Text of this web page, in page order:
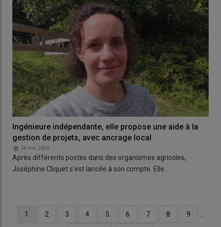
Ingénieure indépendante, elle propose une aide à la
gestion de projets, avec ancrage local
06 mai 2026
Après différents postes dans des organismes agricoles,
Joséphine Cliquet s'est lancée à son compte. Elle…
Page
1 Page
2 Page
3 Page
4 Page
5 Page
6 Page
7 Page
8 Page
9 …